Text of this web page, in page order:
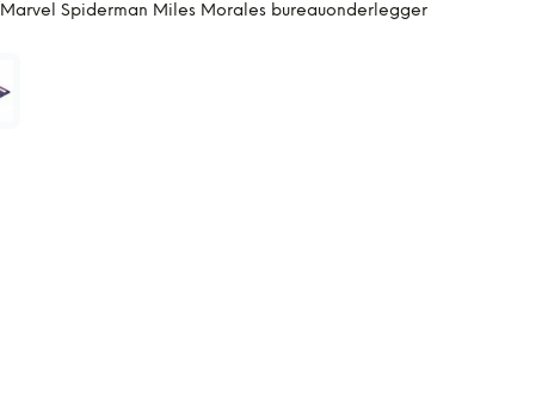
Marvel Spiderman Miles Morales bureauonderlegger